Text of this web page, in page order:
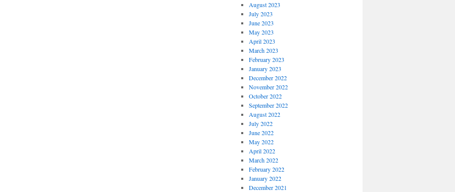
August 2023
July 2023
June 2023
May 2023
April 2023
March 2023
February 2023
January 2023
December 2022
November 2022
October 2022
September 2022
August 2022
July 2022
June 2022
May 2022
April 2022
March 2022
February 2022
January 2022
December 2021